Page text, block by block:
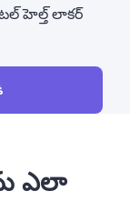
హెల్త్ లాకర్
ఎలా